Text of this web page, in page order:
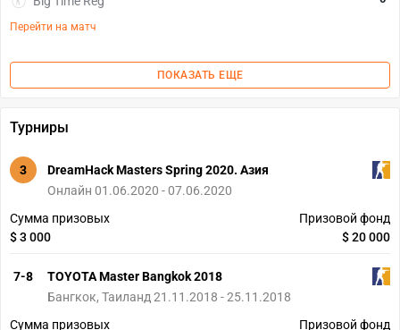
Перейти на матч
ПОКАЗАТЬ ЕЩЕ
Турниры
3
DreamHack Masters Spring 2020. Азия
Онлайн 01.06.2020 - 07.06.2020
Сумма призовых
$ 3 000
Призовой фонд
$ 20 000
7-8
TOYOTA Master Bangkok 2018
Бангкок, Таиланд 21.11.2018 - 25.11.2018
Сумма призовых
Призовой фонд